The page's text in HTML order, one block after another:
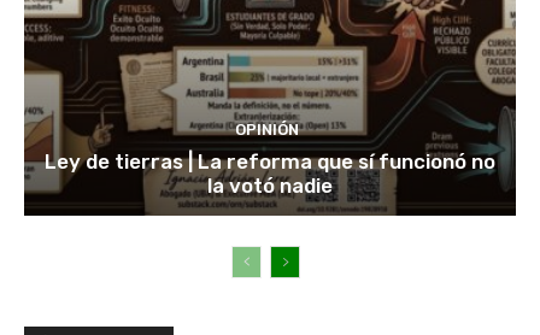
OPINIÓN
Ley de tierras | La reforma que sí funcionó no
la votó nadie